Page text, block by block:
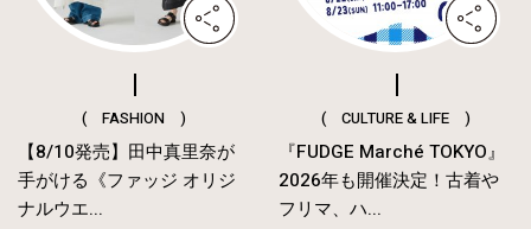
( FASHION )
【8/10発売】田中真里奈が
手がける《ファッジ オリジ
ナルウエ...
( CULTURE & LIFE )
『FUDGE Marché TOKYO』
2026年も開催決定！古着や
フリマ、ハ...